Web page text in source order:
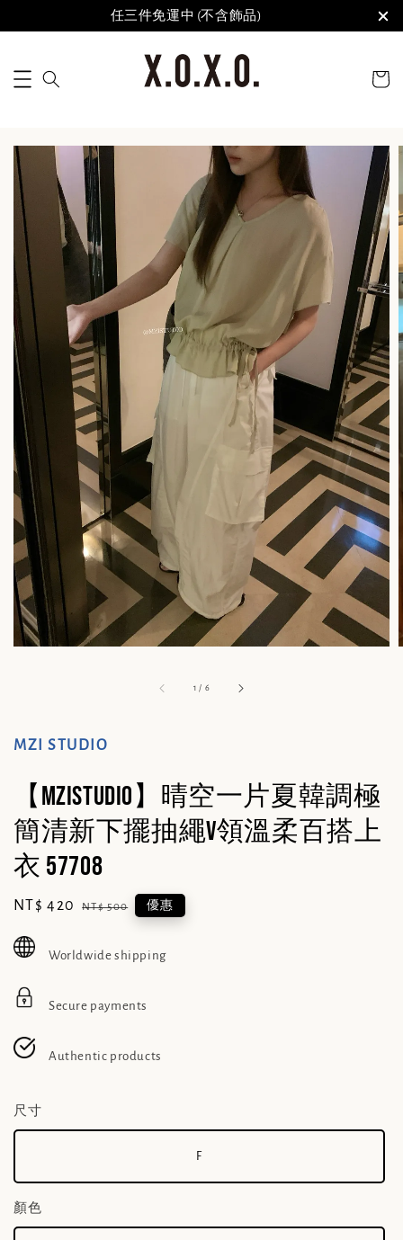
任三件免運中 (不含飾品)
1 / 6
MZI STUDIO
【MZISTUDIO】晴空一片夏韓調極
簡清新下擺抽繩v領溫柔百搭上
衣 57708
Sale
NT$ 420 Regular
NT$ 500 優惠
Worldwide shipping
Secure payments
Authentic products
尺寸
F
顏色